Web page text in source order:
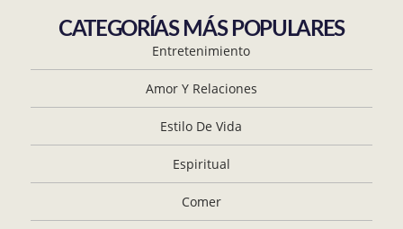
CATEGORÍAS MÁS POPULARES
Entretenimiento
Amor Y Relaciones
Estilo De Vida
Espiritual
Comer